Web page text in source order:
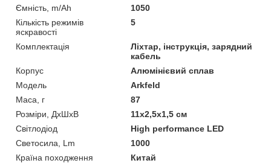
Ємність, m/Ah
1050
Кількість режимів
яскравості
5
Комплектація
Ліхтар, інструкція, зарядний
кабель
Корпус
Алюмінієвий сплав
Мoдель
Arkfeld
Маса, г
87
Розміри, ДхШхВ
11х2,5х1,5 см
Світлодіод
High performance LED
Светосила, Lm
1000
Країна походження
Китай